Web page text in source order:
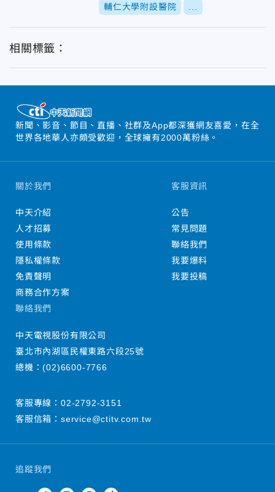
輔仁大學附設醫院
相關標籤：
新聞、影音、節目、直播、社群及App都深獲網友喜愛，在全
世界各地華人亦頗受歡迎，全球擁有2000萬粉絲。
追蹤我們
關於我們
中天介紹
人才招募
使用條款
隱私權條款
免責聲明
商務合作方案
客服資訊
公告
常見問題
聯絡我們
我要爆料
我要投稿
聯絡我們
中天電視股份有限公司
臺北市內湖區民權東路六段25號
總機：(02)6600-7766
客服專線： 02-2792-3151
客服信箱： service@ctitv.com.tw